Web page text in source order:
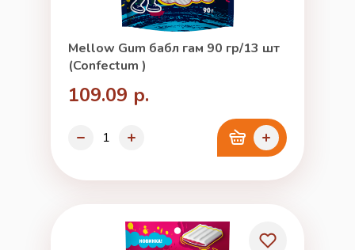
Mellow Gum бабл гам 90 гр/13 шт
(Confectum )
109.09 р.